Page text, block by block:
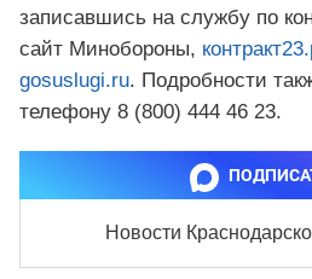
записавшись на службу по
сайт Минобороны,
gosuslugi.ru. Подробности
телефону 8 (800) 444 46 23.
Новости